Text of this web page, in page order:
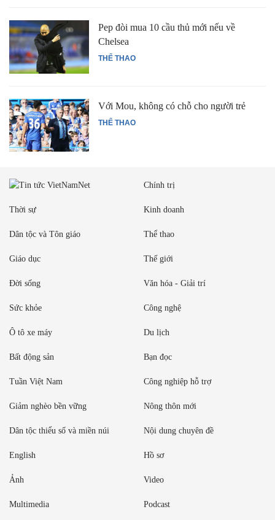
THỂ THAO
Pep đòi mua 10 cầu thủ mới nếu về
Chelsea
THỂ THAO
Với Mou, không có chỗ cho người trẻ
Chính trị
Thời sự Kinh doanh
Dân tộc và Tôn giáo Thể thao
Giáo dục Thế giới
Đời sống Văn hóa - Giải trí
Sức khỏe Công nghệ
Ô tô xe máy Du lịch
Bất động sản Bạn đọc
Tuần Việt Nam Công nghiệp hỗ trợ
Giảm nghèo bền vững Nông thôn mới
Dân tộc thiểu số và miền núi Nội dung chuyên đề
English Hồ sơ
Ảnh Video
Multimedia Podcast